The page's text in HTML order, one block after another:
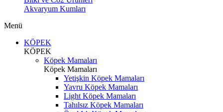
Akvaryum Kumları
Menü
KÖPEK
KÖPEK
Köpek Mamaları
Köpek Mamaları
Yetişkin Köpek Mamaları
Yavru Köpek Mamaları
Light Köpek Mamaları
Tahılsız Köpek Mamaları